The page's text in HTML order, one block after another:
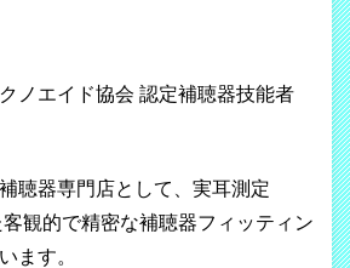
ノエイド協会 認定補聴器技能者
聴器専門店として、実耳測定
客観的で精密な補聴器フィッティン
ます。